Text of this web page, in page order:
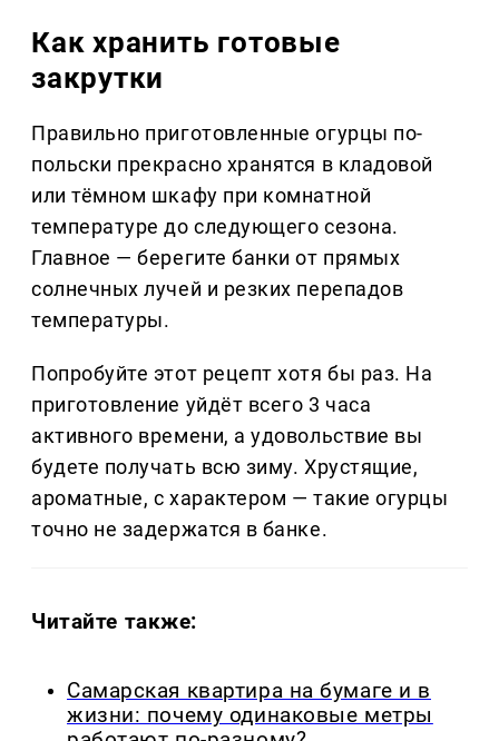
Как хранить готовые
закрутки
Правильно приготовленные огурцы по-
польски прекрасно хранятся в кладовой
или тёмном шкафу при комнатной
температуре до следующего сезона.
Главное — берегите банки от прямых
солнечных лучей и резких перепадов
температуры.
Попробуйте этот рецепт хотя бы раз. На
приготовление уйдёт всего 3 часа
активного времени, а удовольствие вы
будете получать всю зиму. Хрустящие,
ароматные, с характером — такие огурцы
точно не задержатся в банке.
Читайте также:
Самарская квартира на бумаге и в
жизни: почему одинаковые метры